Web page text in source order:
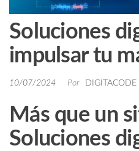
Soluciones
impulsar tu
10/07/2024 Por DIGITACODE
Más que un
Soluciones